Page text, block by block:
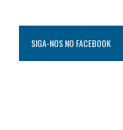
SIGA-NOS NO FACEBOOK